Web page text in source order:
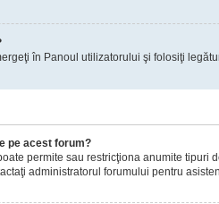
în Panoul utilizatorului şi folosiţi
pe acest forum?
permite sau restricţiona anumite tipuri
administratorul forumului pentru